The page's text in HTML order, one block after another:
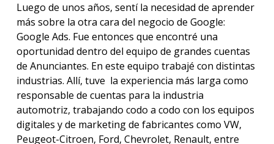
Luego de unos años, sentí la necesidad de aprender
más sobre la otra cara del negocio de Google:
Google Ads. Fue entonces que encontré una
oportunidad dentro del equipo de grandes cuentas
de Anunciantes. En este equipo trabajé con distintas
industrias. Allí, tuve la experiencia más larga como
responsable de cuentas para la industria
automotriz, trabajando codo a codo con los equipos
digitales y de marketing de fabricantes como VW,
Peugeot-Citroen, Ford, Chevrolet, Renault, entre